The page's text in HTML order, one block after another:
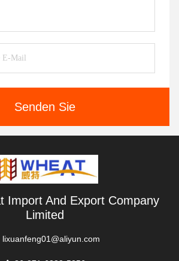
Senden Sie
Import And Export Company
Limited
lixuanfeng01@aliyun.com